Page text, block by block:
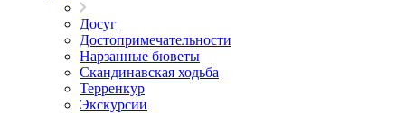
Досуг
Достопримечательности
Нарзанные бюветы
Скандинавская ходьба
Терренкур
Экскурсии